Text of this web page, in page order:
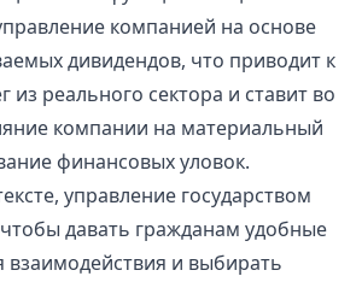
компанией на основе
дивидендов, что приводит к
реального сектора и ставит во
компании на материальный
финансовых уловок.
управление государством
чтобы давать гражданам удобные
взаимодействия и выбирать